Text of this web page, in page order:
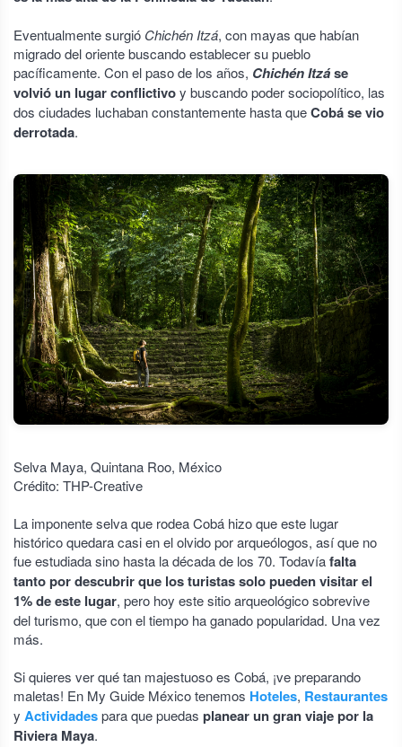
Eventualmente surgió Chichén Itzá, con mayas que habían
migrado del oriente buscando establecer su pueblo
pacíficamente. Con el paso de los años, Chichén Itzáse
volvió un lugar conflictivoy buscando poder sociopolítico, las
dos ciudades luchaban constantemente hasta queCobá se vio
derrotada.
Selva Maya, Quintana Roo, México
Crédito: THP-Creative
La imponente selva que rodea Cobá hizo que este lugar
histórico quedara casi en el olvido por arqueólogos, así que no
fue estudiada sino hasta la década de los 70. Todavíafalta
tanto por descubrir que los turistas solo pueden visitar el
1% de este lugar, pero hoy este sitio arqueológico sobrevive
del turismo, que con el tiempo ha ganado popularidad. Una vez
más.
Si quieres ver qué tan majestuoso es Cobá, ¡ve preparando
maletas! En My Guide México tenemos Hoteles, Restaurantes
y Actividadespara que puedas planear un gran viaje por la
Riviera Maya.